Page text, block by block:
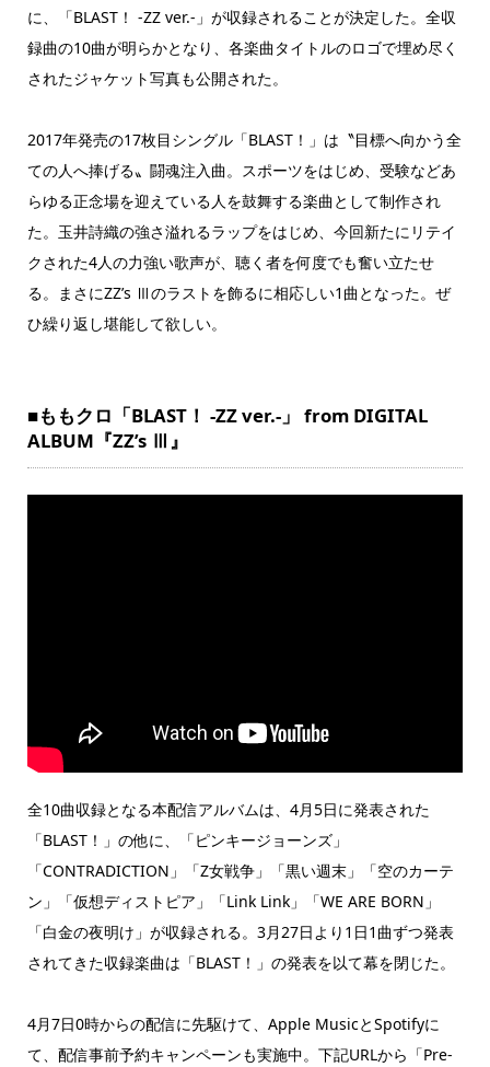
に、「BLAST！ -ZZ ver.-」が収録されることが決定した。全収
録曲の10曲が明らかとなり、各楽曲タイトルのロゴで埋め尽く
されたジャケット写真も公開された。
2017年発売の17枚目シングル「BLAST！」は〝目標へ向かう全
ての人へ捧げる〟闘魂注入曲。スポーツをはじめ、受験などあ
らゆる正念場を迎えている人を鼓舞する楽曲として制作され
た。玉井詩織の強さ溢れるラップをはじめ、今回新たにリテイ
クされた4人の力強い歌声が、聴く者を何度でも奮い立たせ
る。まさにZZ’s Ⅲのラストを飾るに相応しい1曲となった。ぜ
ひ繰り返し堪能して欲しい。
■ももクロ「BLAST！ -ZZ ver.-」 from DIGITAL
ALBUM『ZZ’s Ⅲ』
全10曲収録となる本配信アルバムは、4月5日に発表された
「BLAST！」の他に、「ピンキージョーンズ」
「CONTRADICTION」「Z女戦争」「黒い週末」「空のカーテ
ン」「仮想ディストピア」「Link Link」「WE ARE BORN」
「白金の夜明け」が収録される。3月27日より1日1曲ずつ発表
されてきた収録楽曲は「BLAST！」の発表を以て幕を閉じた。
4月7日0時からの配信に先駆けて、Apple MusicとSpotifyに
て、配信事前予約キャンペーンも実施中。下記URLから「Pre-